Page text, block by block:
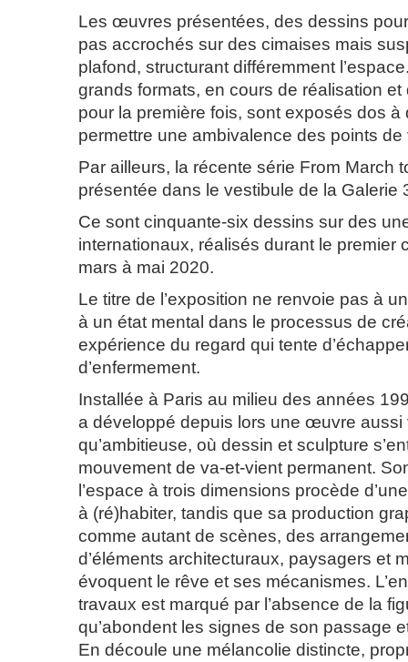
Les œuvres présentées, des dessins
pas accrochés sur des cimaises mais
plafond, structurant différemment
grands formats, en cours de réalisation
pour la première fois, sont exposés dos à
permettre une ambivalence des points de
Par ailleurs, la récente série From March
présentée dans le vestibule de la Galerie
Ce sont cinquante-six dessins sur des
internationaux, réalisés durant le premier
mars à mai 2020.
Le titre de l’exposition ne renvoie pas à
à un état mental dans le processus de
expérience du regard qui tente
d’enfermement.
Installée à Paris au milieu des années
a développé depuis lors une œuvre aussi
qu’ambitieuse, où dessin et sculpture
mouvement de va-et-vient permanent.
l’espace à trois dimensions procède
à (ré)habiter, tandis que sa production
comme autant de scènes, des
d’éléments architecturaux, paysagers et
évoquent le rêve et ses mécanismes.
travaux est marqué par l’absence de la
qu’abondent les signes de son passage
En découle une mélancolie distincte,